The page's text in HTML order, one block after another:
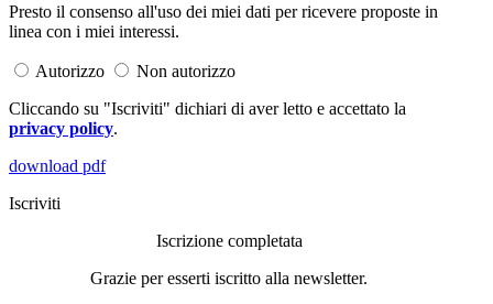
Presto il consenso all'uso dei miei dati per ricevere proposte in
linea con i miei interessi.
Autorizzo
Non autorizzo
Cliccando su "Iscriviti" dichiari di aver letto e accettato la
privacy policy.
download pdf
Iscriviti
Iscrizione completata
Grazie per esserti iscritto alla newsletter.